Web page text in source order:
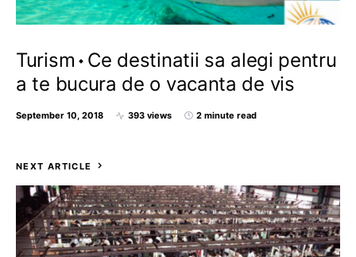
Turism
Ce destinatii sa alegi pentru
a te bucura de o vacanta de vis
September 10, 2018 393 views 2 minute read
NEXT ARTICLE